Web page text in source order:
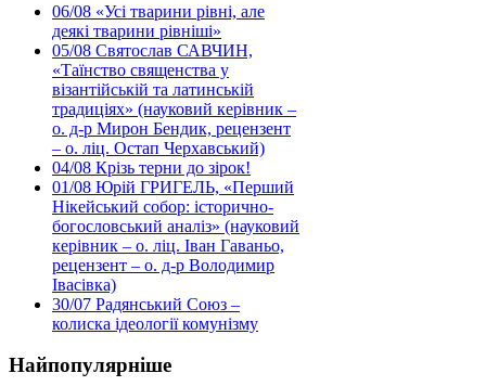
06/08 «Усі тварини рівні, але
деякі тварини рівніші»
05/08 Святослав САВЧИН,
«Таїнство священства у
візантійській та латинській
традиціях» (науковий керівник –
о. д-р Мирон Бендик, рецензент
– о. ліц. Остап Черхавський)
04/08 Крізь терни до зірок!
01/08 Юрій ГРИГЕЛЬ, «Перший
Нікейський собор: історично-
богословський аналіз» (науковий
керівник – о. ліц. Іван Гаваньо,
рецензент – о. д-р Володимир
Івасівка)
30/07 Радянський Союз –
колиска ідеології комунізму
Найпопулярніше